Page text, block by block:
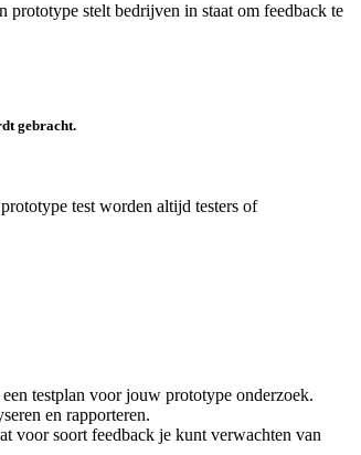
stelt bedrijven in staat om feedback te
gebracht.
test worden altijd testers of
testplan voor jouw prototype onderzoek.
en rapporteren.
voor soort feedback je kunt verwachten van